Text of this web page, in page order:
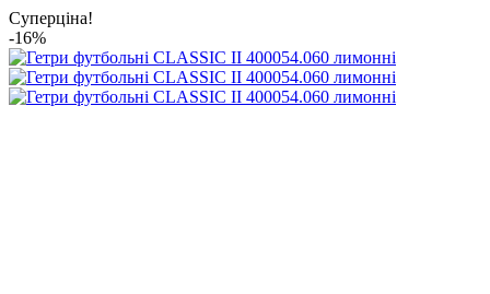
Суперціна!
-16%